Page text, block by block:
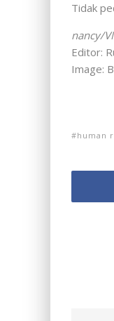
Tidak
nancy/
Editor:
Image:
human